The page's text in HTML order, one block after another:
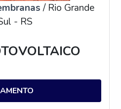
/ Rio Grande
- RS